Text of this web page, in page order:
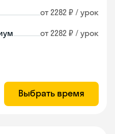
от 2282 ₽ / урок
от 2282 ₽ / урок
Выбрать время